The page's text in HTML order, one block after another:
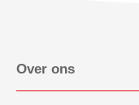
Over ons